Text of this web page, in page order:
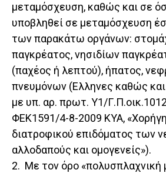
μεταμόσχευση, καθώς και σε
υποβληθεί σε μεταμόσχευση
των παρακάτω οργάνων:
παγκρέατος, νησιδίων
(παχέος ή λεπτού), ήπατος,
πνευμόνων (Ελληνες καθώς και
με υπ. αρ. πρωτ. Υ1/
ΦΕΚ1591/4-8-2009 ΚΥΑ,
διατροφικού επιδόματος των
αλλοδαπούς και ομογενείς»).
2. Με τον όρο «πολυσπλαχνική